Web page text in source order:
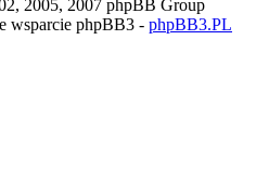
2005, 2007 phpBB Group
wsparcie phpBB3 - phpBB3.PL